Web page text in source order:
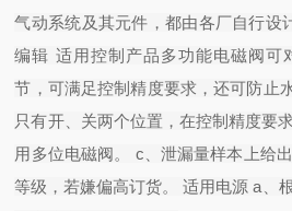
气动系统及其元件，都由各厂自行设
编辑 适用控制产品多功能电磁阀可
节，可满足控制精度要求，还可防止
只有开、关两个位置，在控制精度要
用多位电磁阀。 c、泄漏量样本上给
等级，若嫌偏高订货。 适用电源 a、